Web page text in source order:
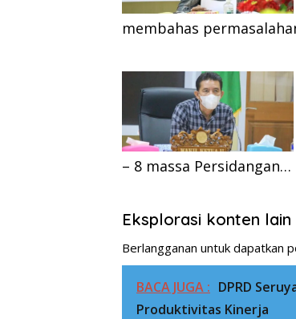
membahas
– 8 massa Persidangan…
Eksplorasi konten
Berlangganan untuk dapatkan
BACA JUGA : DPRD
Produktivitas Kinerja